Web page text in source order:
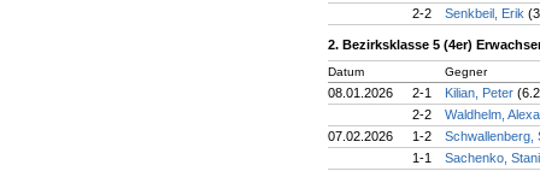
2-2
Senkbeil, Erik
2. Bezirksklasse 5 (4er)
Datum Gegner
08.01.2026 2-1 Kilian, Peter
2-2
Waldhelm,
07.02.2026
1-2
Schwallenberg,
1-1
Sachenko,